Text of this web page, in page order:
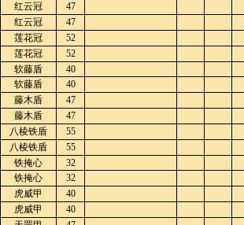
红云冠
47
红云冠
47
莲花冠
52
莲花冠
52
软藤盾 40
软藤盾
40
藤木盾
47
藤木盾
47
八棱铁盾
55
八棱铁盾
55
铁掩心 32
铁掩心
32
虎威甲
40
虎威甲
40